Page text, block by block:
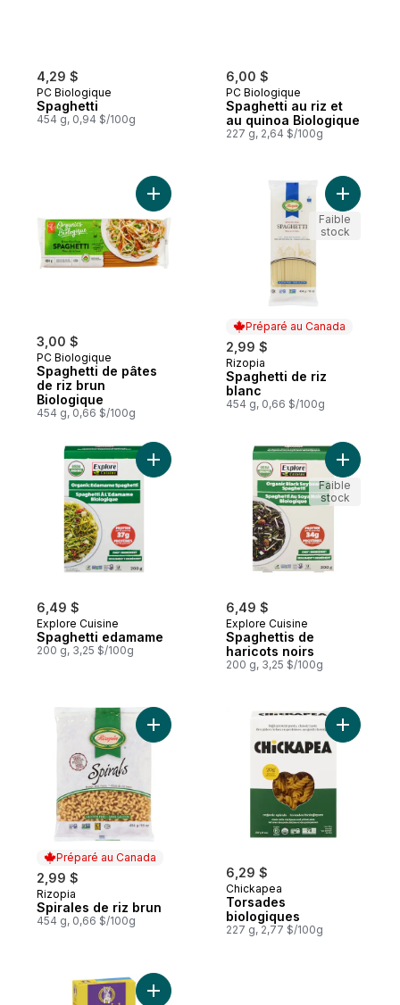
4,29 $
PC Biologique
Spaghetti
454 g, 0,94 $/100g
6,00 $
PC Biologique
Spaghetti au riz et
au quinoa Biologique
227 g, 2,64 $/100g
3,00 $
PC Biologique
Spaghetti de pâtes
de riz brun
Biologique
454 g, 0,66 $/100g
Ajouter Spaghetti de pâtes de riz brun
Préparé au Canada
2,99 $
Préparé au Canada
Rizopia
Spaghetti de riz
blanc
454 g, 0,66 $/100g
Ajouter
Faible
stock
6,49 $
Explore Cuisine
Spaghetti edamame
200 g, 3,25 $/100g
Ajouter Spaghetti edamame au panier
6,49 $
Explore Cuisine
Spaghettis de
haricots noirs
200 g, 3,25 $/100g
Ajouter
Faible
stock
Préparé au Canada
2,99 $
Préparé au Canada
Rizopia
Spirales de riz brun
454 g, 0,66 $/100g
Ajouter Spirales de riz brun au panier
6,29 $
Chickapea
Torsades
biologiques
227 g, 2,77 $/100g
Ajouter
Ajouter Végétalien Coquilles aux patates